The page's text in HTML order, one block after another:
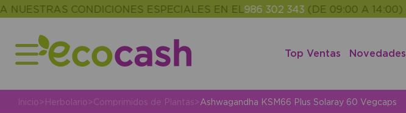
CONDICIONES ESPECIALES EN EL986 302 343 (DE 09:00 A 14:00) O EN
Top Ventas Novedades
Inicio> Herbolario> Comprimidos de Plantas> Ashwagandha KSM66 Plus Solaray 60 Vegcaps